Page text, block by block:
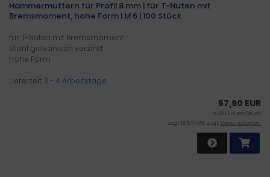
Hammermuttern für Profil 8 mm | für T-Nuten mit
Bremsmoment, hohe Form | M 6 | 100 Stück
für T-Nuten mit Bremsmoment
Stahl galvanisch verzinkt
hohe Form
Lieferzeit:3 - 4 Arbeitstage
57,90 EUR
0,58 EUR pro Stück
zzgl. 19 % MwSt. zzgl.Versandkosten